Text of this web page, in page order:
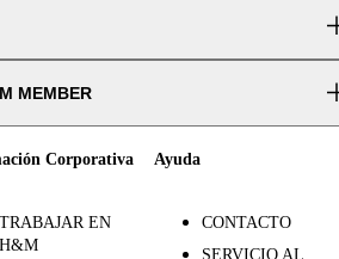
MEMBER
Corporativa
TRABAJAR EN
H&M
Ayuda
CONTACTO
SERVICIO AL